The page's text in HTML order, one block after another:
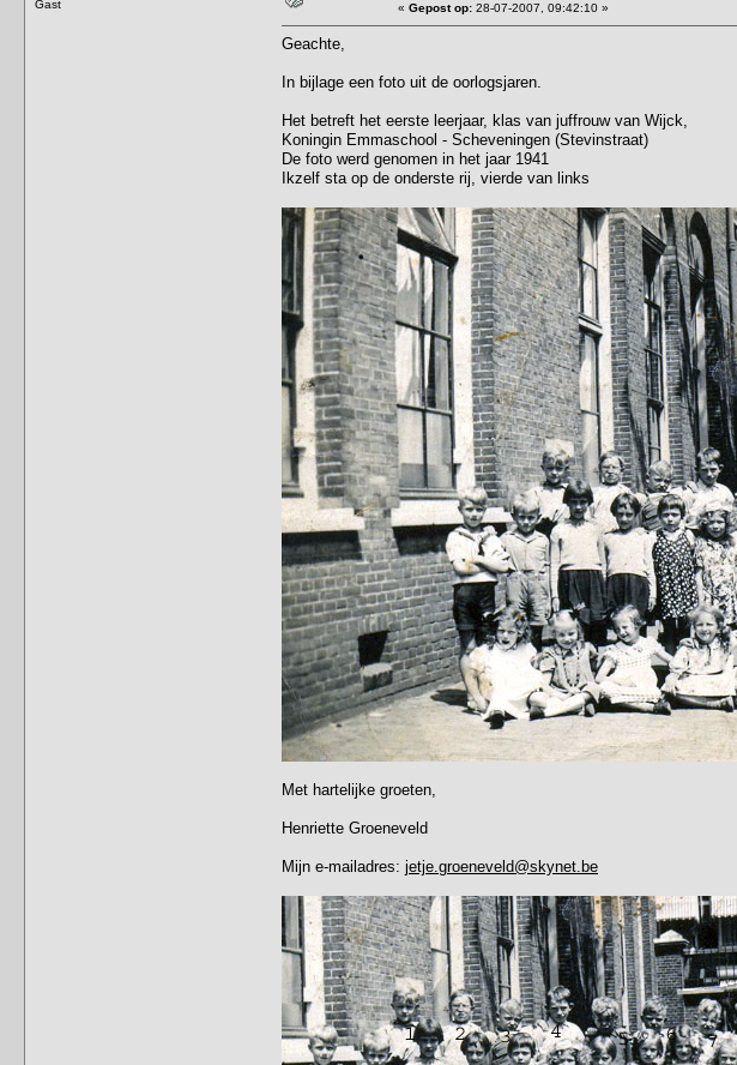
Gast « Gepost op: 28-07-2007, 09:42:10 »
Geachte,
In bijlage een foto uit de oorlogsjaren.
Het betreft het eerste leerjaar, klas van juffrouw van Wijck,
Koningin Emmaschool - Scheveningen (Stevinstraat)
De foto werd genomen in het jaar 1941
Ikzelf sta op de onderste rij, vierde van links
Met hartelijke groeten,
Henriette Groeneveld
Mijn e-mailadres: jetje.groeneveld@skynet.be